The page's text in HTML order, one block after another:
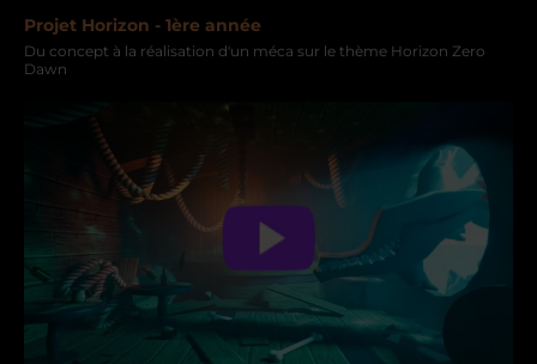
Projet Horizon - 1ère année
Du concept à la réalisation d'un méca sur le thème Horizon Zero
Dawn